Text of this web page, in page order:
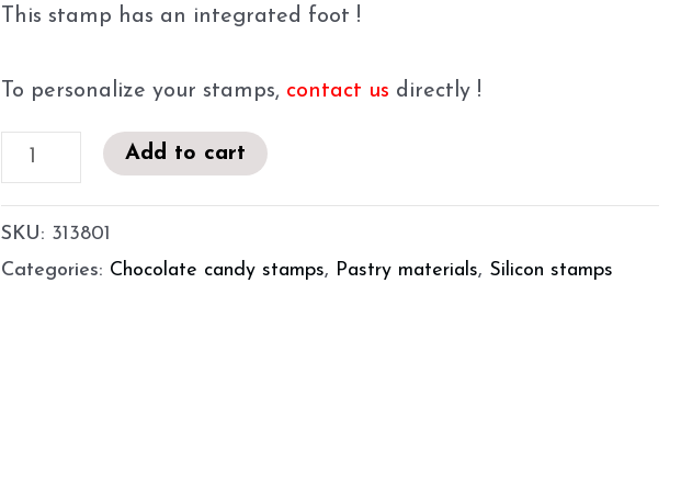
This stamp has an integrated foot !
To personalize your stamps, contact us directly !
Add to cart
SKU: 313801
Categories: Chocolate candy stamps, Pastry materials, Silicon stamps